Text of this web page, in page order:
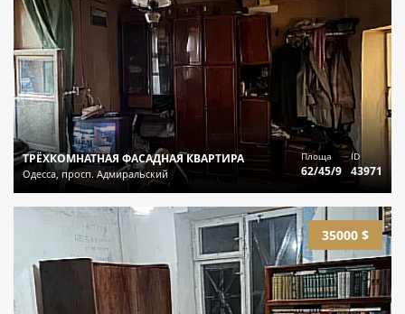
ТРЁХКОМНАТНАЯ ФАСАДНАЯ КВАРТИРА
Одесса, просп. Адмиральский
Площа
62/45/9
ID
43971
35000 $